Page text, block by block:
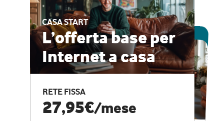
CASA START
L’offerta base per
Internet a casa
RETE FISSA
27,95€/mese
ESCLUSIVA ONLINE
CASA PRO
Internet veloce e
vantaggi speciali